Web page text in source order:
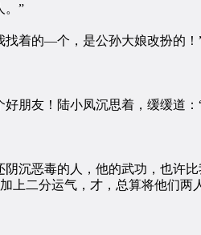
。”
着的—个，是公孙大娘改扮的！
友！陆小凤沉思着，缓缓道：
恶毒的人，他的武功，也许
上二分运气，才，总算将他们